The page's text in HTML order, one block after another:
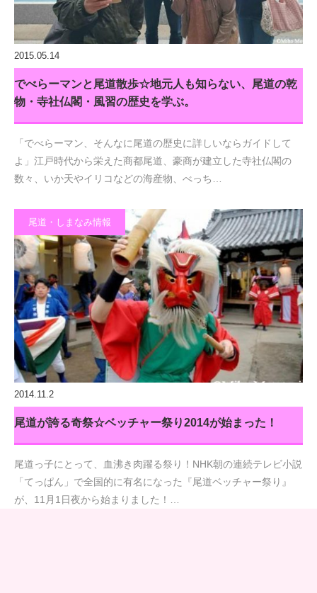
2015.05.14
でべらーマンと尾道散歩☆地元人も知らない、尾道の乾
物・寺社仏閣・風習の歴史を学ぶ。
「でべらーマン、そんなに尾道の歴史に詳しいならガイドして
よ」江戸時代から栄えた商都尾道、豪商が建立した寺社仏閣の
数々、いか天やイリコなどの海産物、べっち…
尾道・しまなみ情報
2014.11.2
尾道が誇る奇祭☆ベッチャー祭り2014が始まった！
尾道っ子にとって、血沸き肉躍る祭り！NHK朝の連続テレビ小説
「てっぱん」で全国的に有名になった『尾道ベッチャー祭り』
が、11月1日夜から始まりました！…